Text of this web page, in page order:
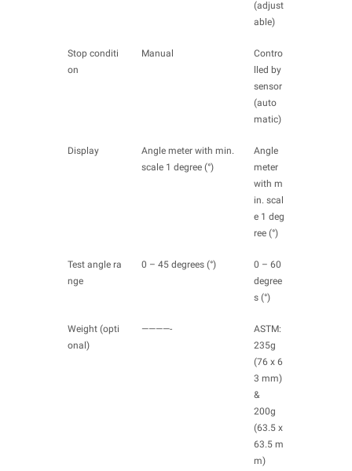
(adjust
able)
Stop conditi
on
Manual
Contro
lled by
sensor
(auto
matic)
Display
Angle meter with min.
scale 1 degree (°)
Angle
meter
with m
in. scal
e 1 deg
ree (°)
Test angle ra
nge
0 – 45 degrees (°)
0 – 60
degree
s (°)
Weight (opti
onal)
————-
ASTM:
235g
(76 x 6
3 mm)
&
200g
(63.5 x
63.5 m
m)